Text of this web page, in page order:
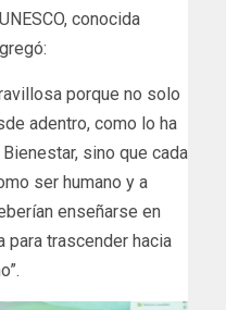
conocida
porque no solo
adentro, como lo ha
sino que cada
ser humano y a
enseñarse en
para trascender hacia